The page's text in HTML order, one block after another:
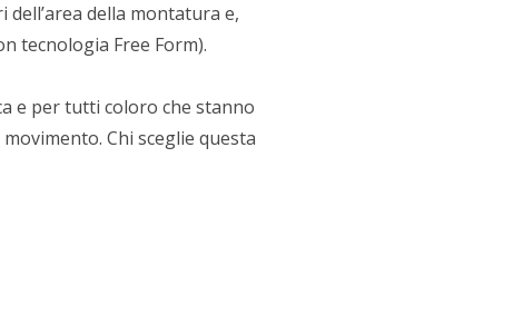
della montatura e,
tecnologia Free Form).
e per tutti coloro che stanno
Chi sceglie questa